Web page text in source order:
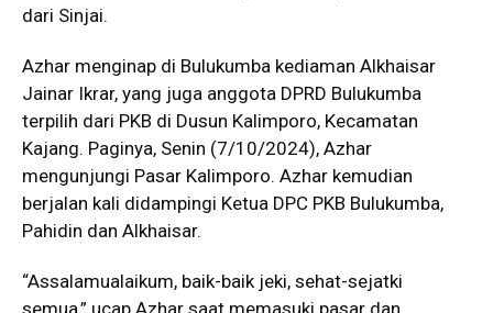
dari Sinjai.
Azhar menginap di Bulukumba kediaman Alkhaisar
Jainar Ikrar, yang juga anggota DPRD Bulukumba
terpilih dari PKB di Dusun Kalimporo, Kecamatan
Kajang. Paginya, Senin (7/10/2024), Azhar
mengunjungi Pasar Kalimporo. Azhar kemudian
berjalan kali didampingi Ketua DPC PKB Bulukumba,
Pahidin dan Alkhaisar.
“Assalamualaikum, baik-baik jeki, sehat-sejatki
semua,” ucap Azhar saat memasuki pasar dan